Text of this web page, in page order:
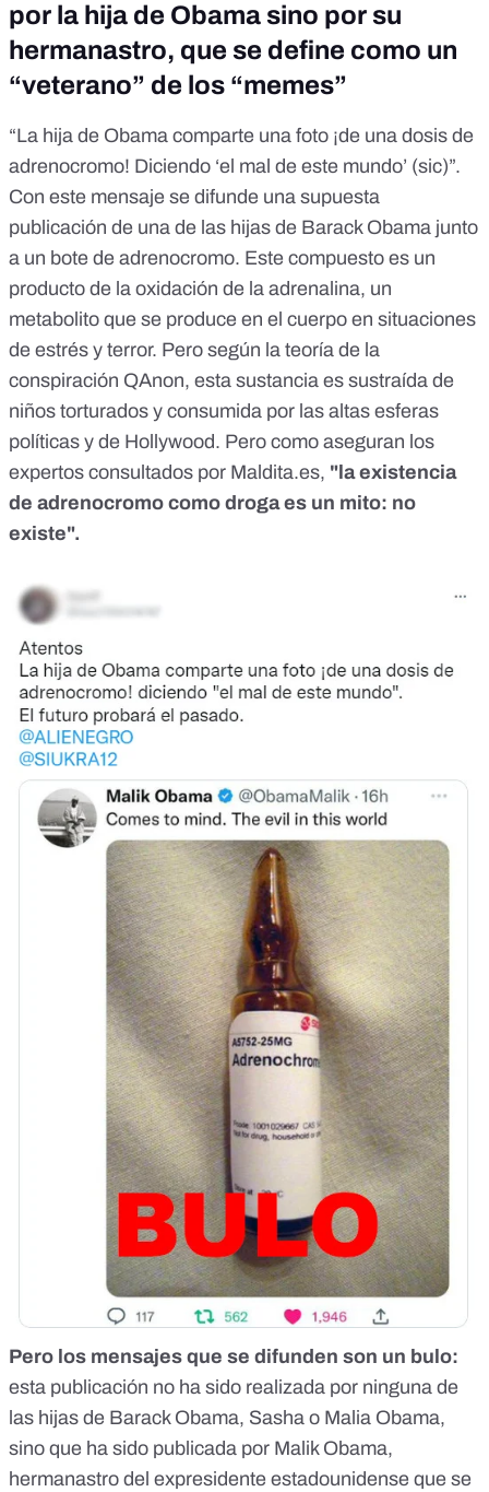
por la hija de Obama sino por su
hermanastro, que se define como un
“veterano” de los “memes”
“La hija de Obama comparte una foto ¡de una dosis de
adrenocromo! Diciendo ‘el mal de este mundo’ (sic)”.
Con este mensaje se difunde una supuesta
publicación de una de las hijas de Barack Obama junto
a un bote de adrenocromo. Este compuesto es un
producto de la oxidación de la adrenalina, un
metabolito que se produce en el cuerpo en situaciones
de estrés y terror. Pero según la teoría de la
conspiración QAnon, esta sustancia es sustraída de
niños torturados y consumida por las altas esferas
políticas y de Hollywood. Pero como aseguran los
expertos consultados por Maldita.es, "la existencia
de adrenocromo como droga es un mito: no
existe".
Pero los mensajes que se difunden son un bulo:
esta publicación no ha sido realizada por ninguna de
las hijas de Barack Obama, Sasha o Malia Obama,
sino que ha sido publicada por Malik Obama,
hermanastro del expresidente estadounidense que se